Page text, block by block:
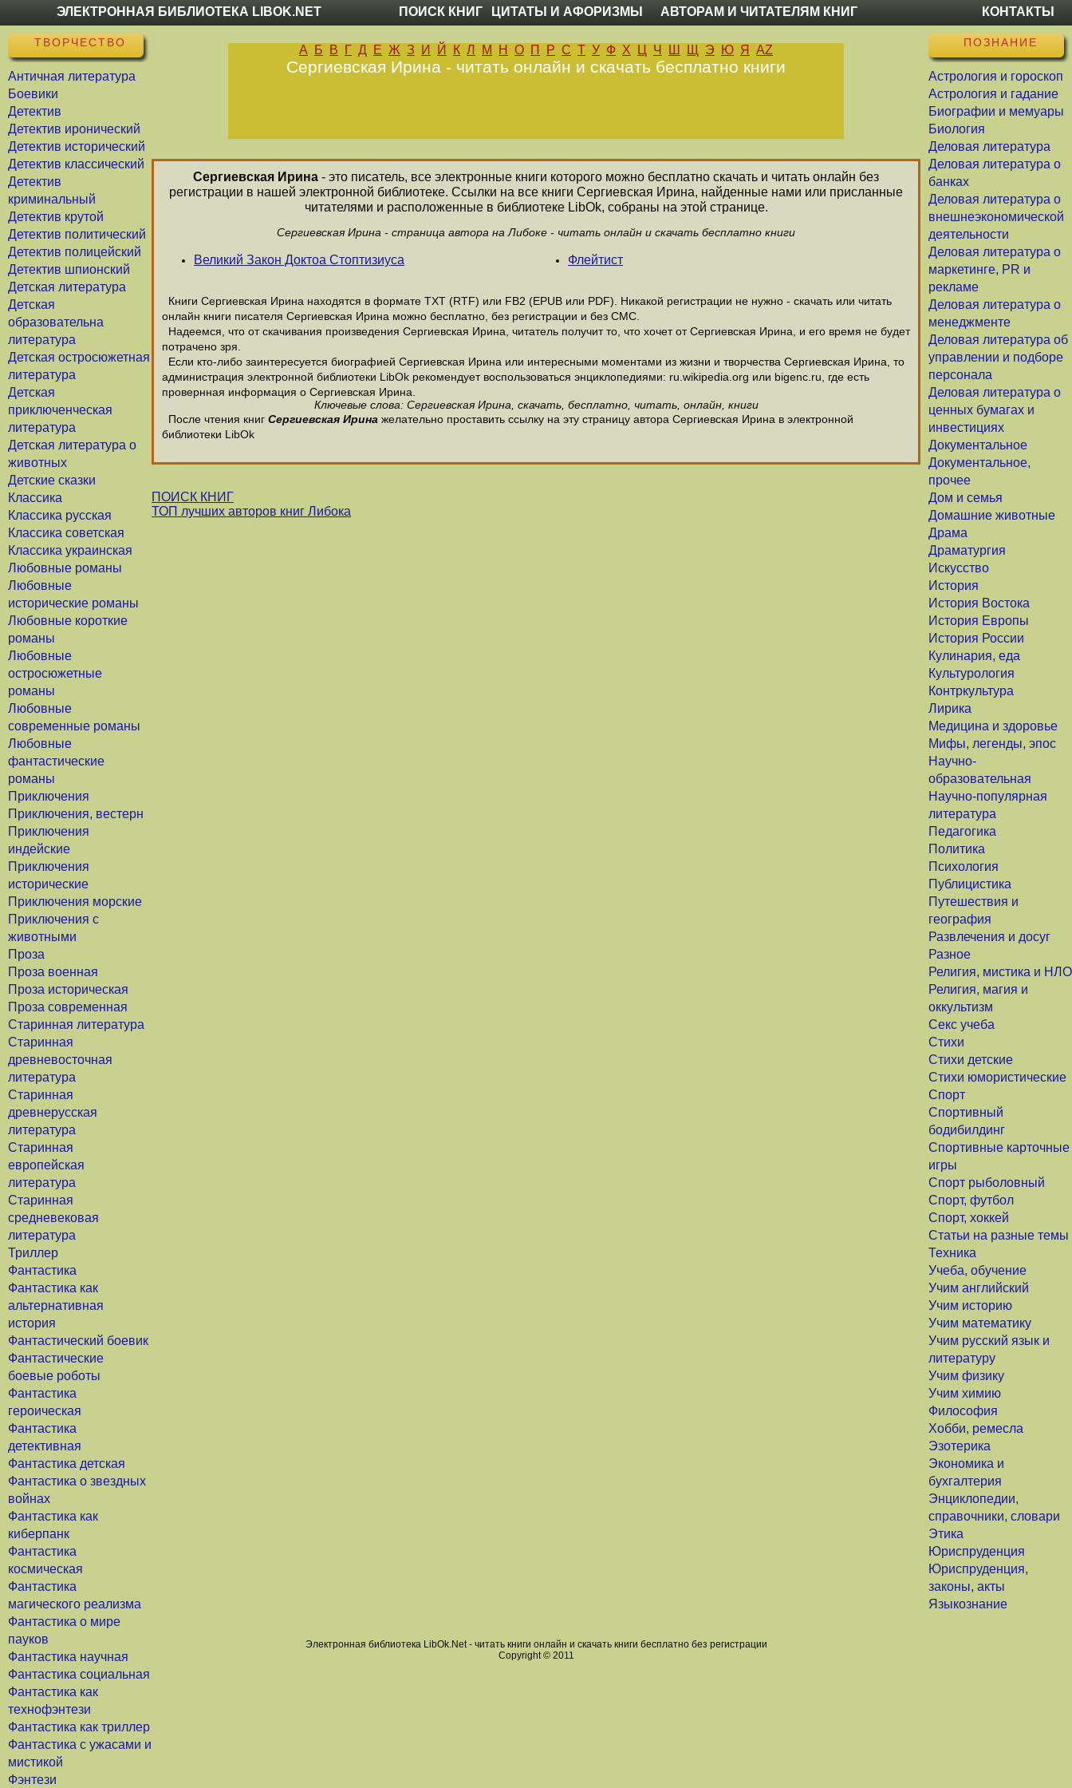
ЭЛЕКТРОННАЯ БИБЛИОТЕКА LIBOK.NET ПОИСК КНИГ ЦИТАТЫ И АФОРИЗМЫ АВТОРАМ И ЧИТАТЕЛЯМ КНИГ КОНТАКТЫ
ТВОРЧЕСТВО
Античная литература
Боевики
Детектив
Детектив иронический
Детектив исторический
Детектив классический
Детектив
криминальный
Детектив крутой
Детектив политический
Детектив полицейский
Детектив шпионский
Детская литература
Детская
образовательна
литература
Детская остросюжетная
литература
Детская
приключенческая
литература
Детская литература о
животных
Детские сказки
Классика
Классика русская
Классика советская
Классика украинская
Любовные романы
Любовные
исторические романы
Любовные короткие
романы
Любовные
остросюжетные
романы
Любовные
современные романы
Любовные
фантастические
романы
Приключения
Приключения, вестерн
Приключения
индейские
Приключения
исторические
Приключения морские
Приключения с
животными
Проза
Проза военная
Проза историческая
Проза современная
Старинная литература
Старинная
древневосточная
литература
Старинная
древнерусская
литература
Старинная
европейская
литература
Старинная
средневековая
литература
Триллер
Фантастика
Фантастика как
альтернативная
история
Фантастический боевик
Фантастические
боевые роботы
Фантастика
героическая
Фантастика
детективная
Фантастика детская
Фантастика о звездных
войнах
Фантастика как
киберпанк
Фантастика
космическая
Фантастика
магического реализма
Фантастика о мире
пауков
Фантастика научная
Фантастика социальная
Фантастика как
технофэнтези
Фантастика как триллер
Фантастика с ужасами и
мистикой
Фэнтези
ПОЗНАНИЕ
Астрология и гороскоп
Астрология и гадание
Биографии и мемуары
Биология
Деловая литература
Деловая литература о
банках
Деловая литература о
внешнеэкономической
деятельности
Деловая литература о
маркетинге, PR и
рекламе
Деловая литература о
менеджменте
Деловая литература об
управлении и подборе
персонала
Деловая литература о
ценных бумагах и
инвестициях
Документальное
Документальное,
прочее
Дом и семья
Домашние животные
Драма
Драматургия
Искусство
История
История Востока
История Европы
История России
Кулинария, еда
Культурология
Контркультура
Лирика
Медицина и здоровье
Мифы, легенды, эпос
Научно-
образовательная
Научно-популярная
литература
Педагогика
Политика
Психология
Публицистика
Путешествия и
география
Развлечения и досуг
Разное
Религия, мистика и НЛО
Религия, магия и
оккультизм
Секс учеба
Стихи
Стихи детские
Стихи юмористические
Спорт
Спортивный
бодибилдинг
Спортивные карточные
игры
Спорт рыболовный
Спорт, футбол
Спорт, хоккей
Статьи на разные темы
Техника
Учеба, обучение
Учим английский
Учим историю
Учим математику
Учим русский язык и
литературу
Учим физику
Учим химию
Философия
Хобби, ремесла
Эзотерика
Экономика и
бухгалтерия
Энциклопедии,
справочники, словари
Этика
Юриспруденция
Юриспруденция,
законы, акты
Языкознание
А Б В Г Д Е Ж З И Й К Л М Н О П Р С Т У Ф Х Ц Ч Ш Щ Э Ю Я AZ
Сергиевская Ирина - читать онлайн и скачать бесплатно книги
Сергиевская Ирина - это писатель, все электронные книги которого можно бесплатно скачать и читать онлайн без
регистрации в нашей электронной библиотеке. Ссылки на все книги Сергиевская Ирина, найденные нами или присланные
читателями и расположенные в библиотеке LibOk, собраны на этой странице.
Сергиевская Ирина - страница автора на Либоке - читать онлайн и скачать бесплатно книги
Великий Закон Доктоа Стоптизиуса Флейтист
Книги Сергиевская Ирина находятся в формате ТХТ (RTF) или FB2 (EPUB или PDF). Никакой регистрации не нужно - скачать или читать
онлайн книги писателя Сергиевская Ирина можно бесплатно, без регистрации и без СМС.
Надеемся, что от скачивания произведения Сергиевская Ирина, читатель получит то, что хочет от Сергиевская Ирина, и его время не будет
потрачено зря.
Если кто-либо заинтересуется биографией Сергиевская Ирина или интересными моментами из жизни и творчества Сергиевская Ирина, то
администрация электронной библиотеки LibOk рекомендует воспользоваться энциклопедиями: ru.wikipedia.org или bigenc.ru, где есть
провернная информация о Сергиевская Ирина.
Ключевые слова: Сергиевская Ирина, скачать, бесплатно, читать, онлайн, книги
После чтения книг Сергиевская Ирина желательно проставить ссылку на эту страницу автора Сергиевская Ирина в электронной
библиотеки LibOk
ПОИСК КНИГ
ТОП лучших авторов книг Либока
Электронная библиотека LibOk.Net - читать книги онлайн и скачать книги бесплатно без регистрации
Copyright © 2011